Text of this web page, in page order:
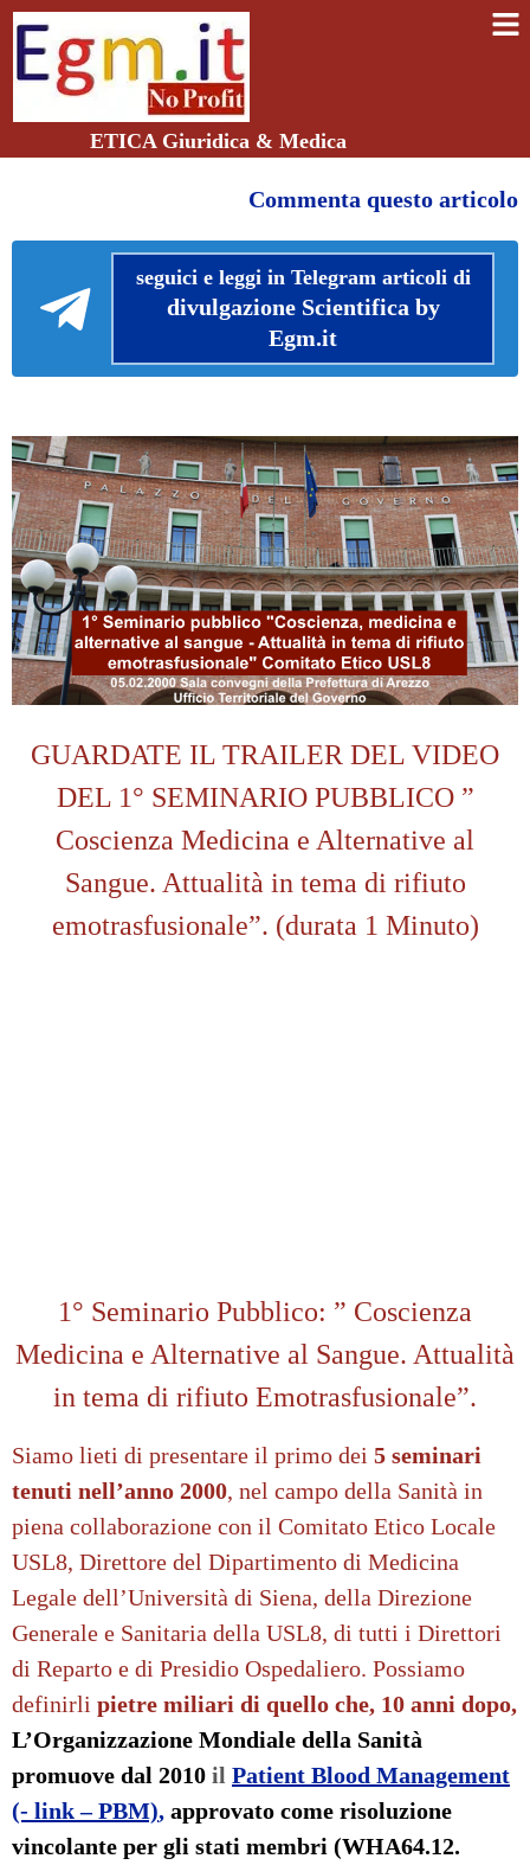
ETICA Giuridica & Medica
Commenta questo articolo
seguici e leggi in Telegram articoli di
divulgazione Scientifica by
Egm.it
GUARDATE IL TRAILER DEL VIDEO
DEL 1° SEMINARIO PUBBLICO ”
Coscienza Medicina e Alternative al
Sangue. Attualità in tema di rifiuto
emotrasfusionale”. (durata 1 Minuto)
1° Seminario Pubblico: ” Coscienza
Medicina e Alternative al Sangue. Attualità
in tema di rifiuto Emotrasfusionale”.
Siamo lieti di presentare il primo dei 5 seminari
tenuti nell’anno 2000, nel campo della Sanità in
piena collaborazione con il Comitato Etico Locale
USL8, Direttore del Dipartimento di Medicina
Legale dell’Università di Siena, della Direzione
Generale e Sanitaria della USL8, di tutti i Direttori
di Reparto e di Presidio Ospedaliero. Possiamo
definirli pietre miliari di quello che, 10 anni dopo,
L’Organizzazione Mondiale della Sanità
promuove dal 2010 il Patient Blood Management
(- link – PBM), approvato come risoluzione
vincolante per gli stati membri (WHA64.12.